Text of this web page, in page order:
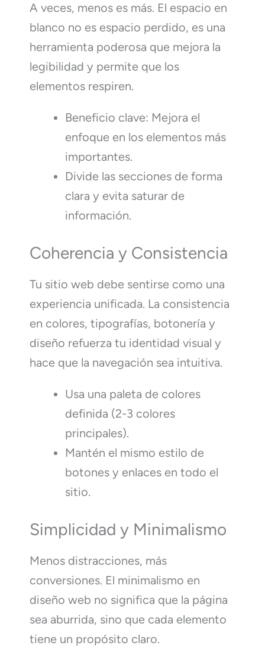
A veces, menos es más. El espacio en
blanco no es espacio perdido, es una
herramienta poderosa que mejora la
legibilidad y permite que los
elementos respiren.
Beneficio clave: Mejora el
enfoque en los elementos más
importantes.
Divide las secciones de forma
clara y evita saturar de
información.
Coherencia y Consistencia
Tu sitio web debe sentirse como una
experiencia unificada. La consistencia
en colores, tipografías, botonería y
diseño refuerza tu identidad visual y
hace que la navegación sea intuitiva.
Usa una paleta de colores
definida (2-3 colores
principales).
Mantén el mismo estilo de
botones y enlaces en todo el
sitio.
Simplicidad y Minimalismo
Menos distracciones, más
conversiones. El minimalismo en
diseño web no significa que la página
sea aburrida, sino que cada elemento
tiene un propósito claro.